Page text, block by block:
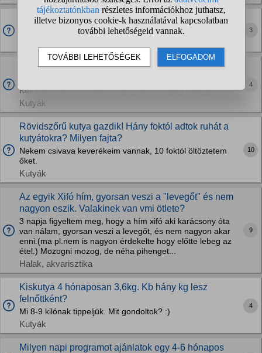
65-70 fürj előneveléséhez kb. mennyi hely
3
Mit csinál pontosan egy kutyás terapeuta? Milyet kell
Kell mellé valami + szakma (pl pszichológus)? Megéri?
Kutyák
4
Rövidszőrű kutya gazdik! Hány foktól adtok ruhát a
kutyátokra? Milyen fajta?
Nekem csivava keverékeim vannak, 10 foktól öltöztetem
őket.
Kutyák
10
Az egyik Xifó hím, gyorsan veszi a "levegőt" és nem
nagyon eszik. Valakinek van vmi ötlete?
3 napja figyeltem meg, hogy a hím xifó aki karácsony óta
van nálam, gyorsan veszi a levegőt, és nem nagyon akar
enni.(ma pl.nem is nagyon érdekelte hogy előtte lebeg az
étel.) Mozogni mozog, de néha pihenget...
Halak, akvarisztika
9
Kiskutya 4 hónaposan 3,6kg. Kb hány kg lesz
felnőttként?
Mi 8-9 kilónak tippeljük. Mit gondoltok? :)
Kutyák
4
Milyen napi programot ajánlatok egy 4-6 hónapos